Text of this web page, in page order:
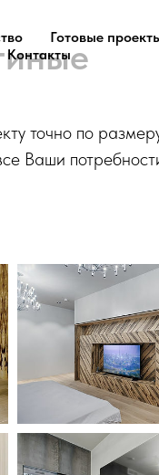
Готовые
Контакты
точно по
Ваши